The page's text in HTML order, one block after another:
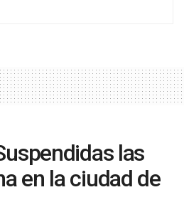
las
en la ciudad de